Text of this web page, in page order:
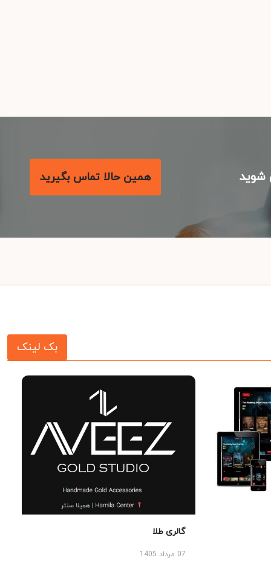
همین حالا تماس بگیرید
بک لینک
گالری طلا
07 مرداد 1405